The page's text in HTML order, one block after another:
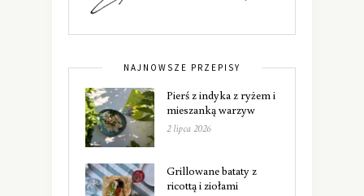
NAJNOWSZE PRZEPISY
Pierś z indyka z ryżem i
mieszanką warzyw
2 lipca 2026
Grillowane bataty z
ricottą i ziołami